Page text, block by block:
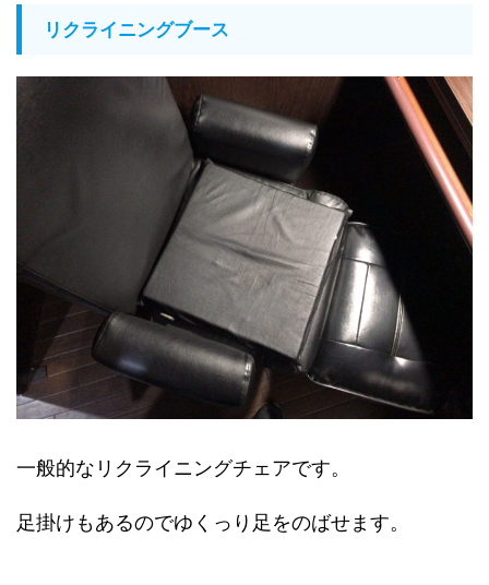
リクライニングブース
一般的なリクライニングチェアです。
足掛けもあるのでゆくっり足をのばせます。